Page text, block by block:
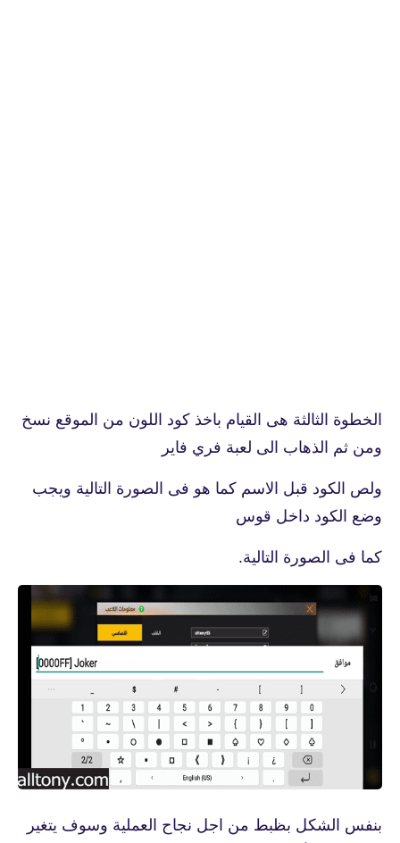
الخطوة الثالثة هى القيام باخذ كود اللون من الموقع نسخ
ومن ثم الذهاب الى لعبة فري فاير
ولص الكود قبل الاسم كما هو فى الصورة التالية ويجب
وضع الكود داخل قوس
كما فى الصورة التالية.
بنفس الشكل بظبط من اجل نجاح العملية وسوف يتغير